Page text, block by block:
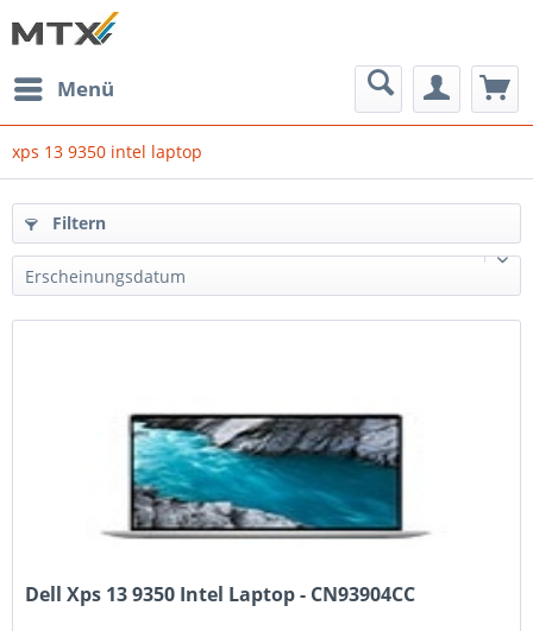
Menü
xps 13 9350 intel laptop
Filtern
Erscheinungsdatum
Dell Xps 13 9350 Intel Laptop - CN93904CC